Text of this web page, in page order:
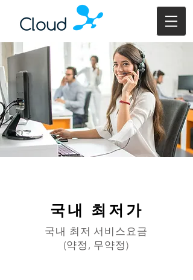
​국내 최저가
​국내 최저 서비스요금
(약정, 무약정)